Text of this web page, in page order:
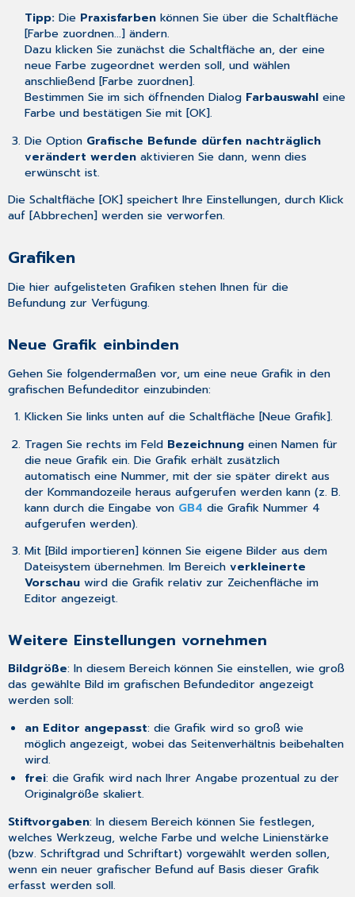
Tipp: Die Praxisfarbenkönnen Sie über die Schaltfläche
[Farbe zuordnen...] ändern.
Dazu klicken Sie zunächst die Schaltfläche an, der eine
neue Farbe zugeordnet werden soll, und wählen
anschließend [Farbe zuordnen].
Bestimmen Sie im sich öffnenden Dialog Farbauswahleine
Farbe und bestätigen Sie mit [OK].
Die Option Grafische Befunde dürfen nachträglich
verändert werdenaktivieren Sie dann, wenn dies
erwünscht ist.
Die Schaltfläche [OK] speichert Ihre Einstellungen, durch Klick
auf [Abbrechen] werden sie verworfen.
Grafiken
Die hier aufgelisteten Grafiken stehen Ihnen für die
Befundung zur Verfügung.
Neue Grafik einbinden
Gehen Sie folgendermaßen vor, um eine neue Grafik in den
grafischen Befundeditor einzubinden:
Klicken Sie links unten auf die Schaltfläche [Neue Grafik].
Tragen Sie rechts im Feld Bezeichnungeinen Namen für
die neue Grafik ein. Die Grafik erhält zusätzlich
automatisch eine Nummer, mit der sie später direkt aus
der Kommandozeile heraus aufgerufen werden kann (z. B.
kann durch die Eingabe von GB4 die Grafik Nummer 4
aufgerufen werden).
Mit [Bild importieren] können Sie eigene Bilder aus dem
Dateisystem übernehmen. Im Bereich verkleinerte
Vorschauwird die Grafik relativ zur Zeichenfläche im
Editor angezeigt.
Weitere Einstellungen vornehmen
Bildgröße: In diesem Bereich können Sie einstellen, wie groß
das gewählte Bild im grafischen Befundeditor angezeigt
werden soll:
an Editor angepasst: die Grafik wird so groß wie
möglich angezeigt, wobei das Seitenverhältnis beibehalten
wird.
frei: die Grafik wird nach Ihrer Angabe prozentual zu der
Originalgröße skaliert.
Stiftvorgaben: In diesem Bereich können Sie festlegen,
welches Werkzeug, welche Farbe und welche Linienstärke
(bzw. Schriftgrad und Schriftart) vorgewählt werden sollen,
wenn ein neuer grafischer Befund auf Basis dieser Grafik
erfasst werden soll.